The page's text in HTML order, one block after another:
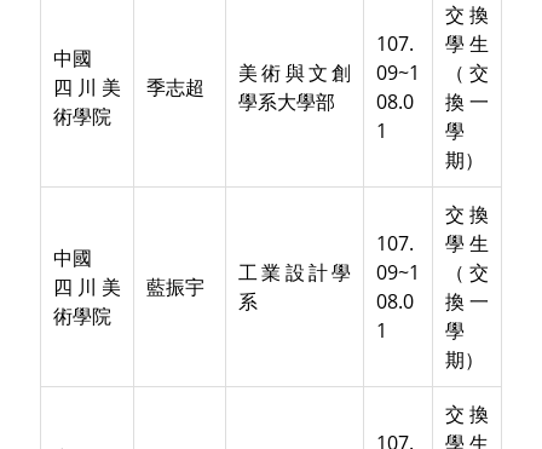
中國
四川美
術學院
季志超
美術與文創
學系大學部
107.
09~1
08.0
1
交換
學生
（交
換一
學
期）
中國
四川美
術學院
藍振宇
工業設計學
系
107.
09~1
08.0
1
交換
學生
（交
換一
學
期）
107.
交換
學生